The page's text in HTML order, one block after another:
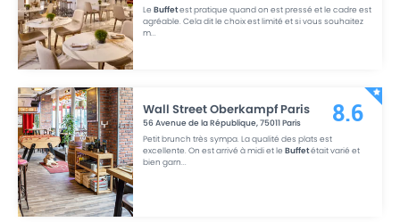
LeBuffetest pratique quand on est pressé et le cadre est
agréable. Cela dit le choix est limité et si vous souhaitez
m...
Wall Street Oberkampf Paris
56 Avenue de la République,75011Paris
Petit brunch très sympa. La qualité des plats est
excellente. On est arrivé à midi et leBuffetétait varié et
bien garn...
8.6